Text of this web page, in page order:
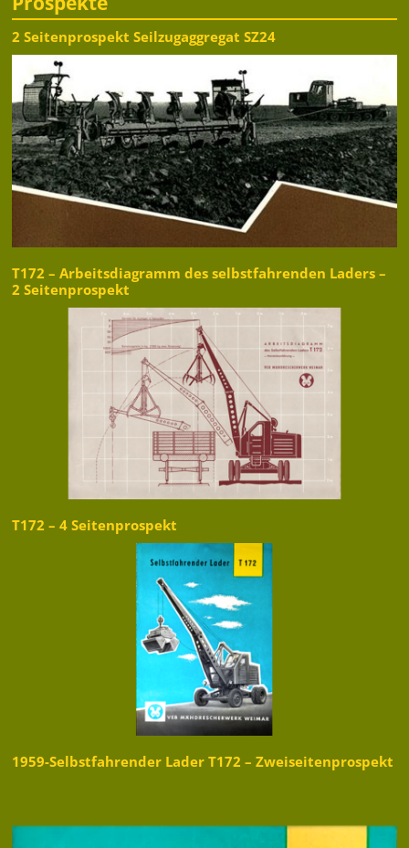
2 Seitenprospekt Seilzugaggregat SZ24
T172 – Arbeitsdiagramm des selbstfahrenden Laders –
2 Seitenprospekt
T172 – 4 Seitenprospekt
1959-Selbstfahrender Lader T172 – Zweiseitenprospekt